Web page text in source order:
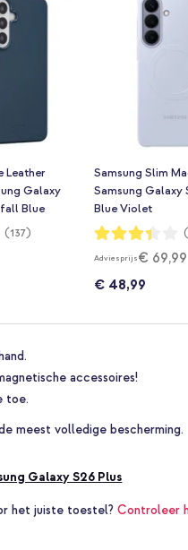
Leather
Galaxy
Blue
(137)
Samsung Slim
Samsung Galaxy
Blue Violet
Waardering:
67%
Adviesprijs€ 69,99
€ 48,99
accessoires!
toe.
meest volledige bescherming.
Galaxy S26 Plus
het juiste toestel?Controleer